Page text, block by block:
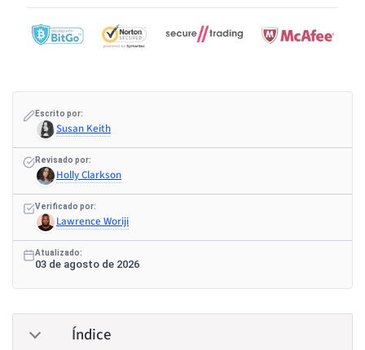
Escrito por:
Susan Keith
Revisado por:
Holly Clarkson
Verificado por:
Lawrence Woriji
Atualizado:
03 de agosto de 2026
Índice